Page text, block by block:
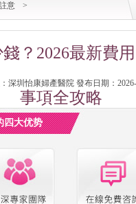
意 >
？2026最新費
事項全攻略
深圳怡康婦產醫院 發布日期：
四大优势